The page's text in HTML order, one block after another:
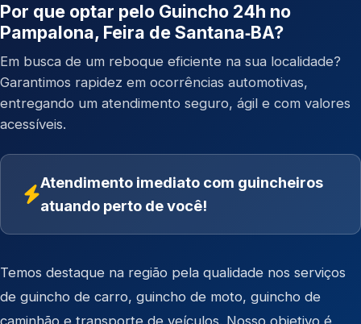
Por que optar pelo Guincho 24h no
Pampalona, Feira de Santana‑BA?
Em busca de um reboque eficiente na sua localidade?
Garantimos rapidez em ocorrências automotivas,
entregando um atendimento seguro, ágil e com valores
acessíveis.
Atendimento imediato com guincheiros
atuando perto de você!
Temos destaque na região pela qualidade nos serviços
de guincho de carro, guincho de moto, guincho de
caminhão e transporte de veículos . Nosso objetivo é